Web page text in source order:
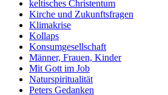
keltisches Christentum
Kirche und Zukunftsfragen
Klimakrise
Kollaps
Konsumgesellschaft
Männer, Frauen, Kinder
Mit Gott im Job
Naturspiritualität
Peters Gedanken